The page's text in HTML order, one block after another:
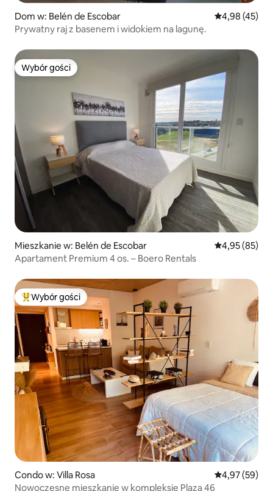
Dom w: Belén de Escobar Średnia
4,98 (45)
Prywatny raj z basenem i widokiem na lagunę.
Wybór gości
Wybór gości
Mieszkanie w: Belén de Escobar Średnia
4,95 (85)
Apartament Premium 4 os. – Boero Rentals
Najpopularniejsze z kategorii Wybór gości
Wybór gości
Condo w: Villa Rosa Średnia
4,97 (59)
Nowoczesne mieszkanie w kompleksie Plaza 46